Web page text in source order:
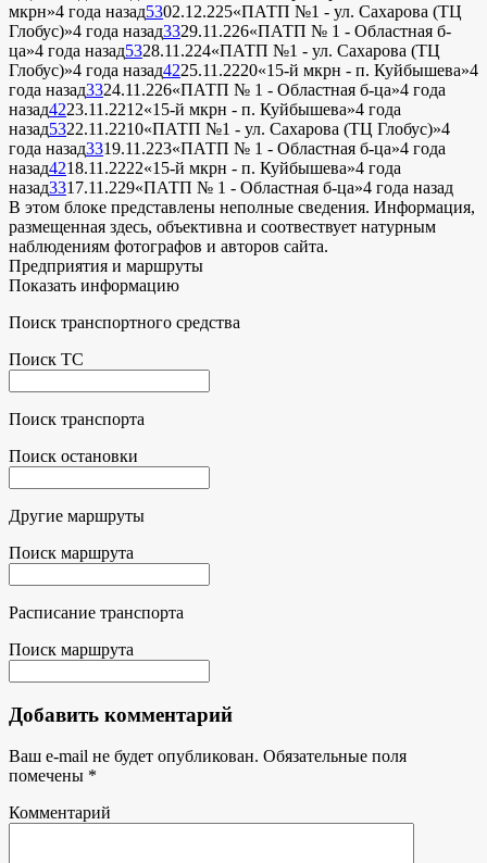
мкрн»4 года назад5302.12.225«ПАТП №1 - ул. Сахарова (ТЦ
Глобус)»4 года назад3329.11.226«ПАТП № 1 - Областная б-
ца»4 года назад5328.11.224«ПАТП №1 - ул. Сахарова (ТЦ
Глобус)»4 года назад4225.11.2220«15-й мкрн - п. Куйбышева»4
года назад3324.11.226«ПАТП № 1 - Областная б-ца»4 года
назад4223.11.2212«15-й мкрн - п. Куйбышева»4 года
назад5322.11.2210«ПАТП №1 - ул. Сахарова (ТЦ Глобус)»4
года назад3319.11.223«ПАТП № 1 - Областная б-ца»4 года
назад4218.11.2222«15-й мкрн - п. Куйбышева»4 года
назад3317.11.229«ПАТП № 1 - Областная б-ца»4 года назад
В этом блоке представлены неполные сведения. Информация,
размещенная здесь, объективна и соотвествует натурным
наблюдениям фотографов и авторов сайта.
Предприятия и маршруты
Показать информацию
Поиск транспортного средства
Поиск ТС
Поиск транспорта
Поиск остановки
Другие маршруты
Поиск маршрута
Расписание транспорта
Поиск маршрута
Добавить комментарий
Ваш e-mail не будет опубликован. Обязательные поля
помечены *
Комментарий